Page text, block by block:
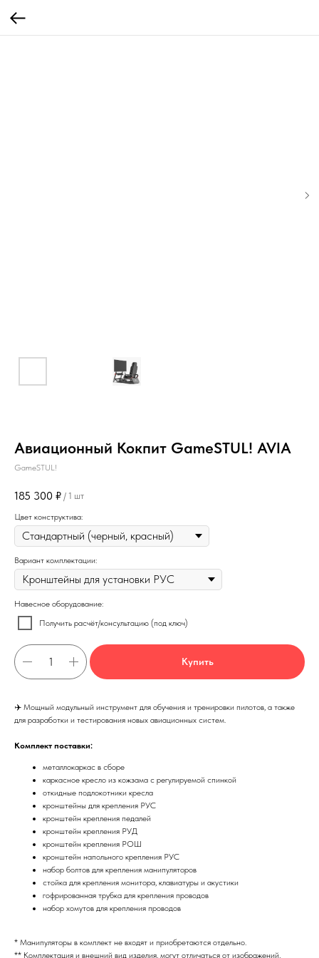
Авиационный Кокпит GameSTUL! AVIA
GameSTUL!
185 300 ₽ / 1 шт
Цвет конструктива:
Вариант комплектации:
Навесное оборудование:
Получить расчёт/консультацию (под ключ)
Купить
✈️ Мощный модульный инструмент для обучения и тренировки пилотов, а также
для разработки и тестирования новых авиационных систем.
Комплект поставки:
металлокаркас в сборе
каркасное кресло из кожзама с регулируемой спинкой
откидные подлокотники кресла
кронштейны для крепления РУС
кронштейн крепления педалей
кронштейн крепления РУД
кронштейн крепления РОШ
кронштейн напольного крепления РУС
набор болтов для крепления манипуляторов
стойка для крепления монитора, клавиатуры и акустики
гофрированная трубка для крепления проводов
набор хомутов для крепления проводов
* Манипуляторы в комплект не входят и приобретаются отдельно.
** Комплектация и внешний вид изделия, могут отличаться от изображений,